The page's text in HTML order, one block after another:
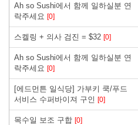
Ah so Sushi에서 함께 일하실분 연
락주세요 [0]
스켈링 + 의사 검진 = $32 [0]
Ah so Sushi에서 함께 일하실분 연
락주세요 [0]
[에드먼튼 일식당] 가부키 쿡/푸드
서비스 수퍼바이져 구인 [0]
목수일 보조 구합 [0]